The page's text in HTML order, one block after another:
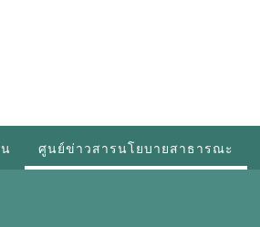
ศูนย์ข่าวสารนโยบายสาธารณะ